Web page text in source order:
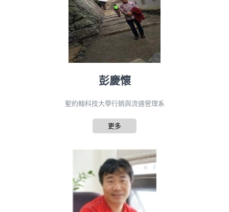
彭慶懷
聖約翰科技大學行銷與流通管理系
更多